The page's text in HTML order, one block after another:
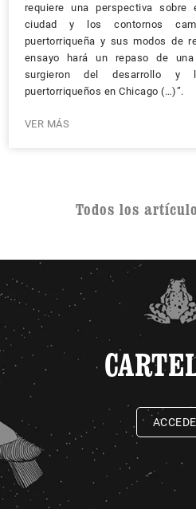
requiere una perspectiva
ciudad y los contornos
puertorriqueña y sus modos de
ensayo hará un repaso de
surgieron del desarrollo y
puertorriqueños en Chicago (…)”.
VER MÁS
Todos los